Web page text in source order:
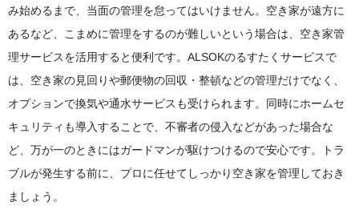
み始めるまで、当面の管理を怠ってはいけません。空き家が遠方に
あるなど、こまめに管理をするのが難しいという場合は、空き家管
理サービスを活用すると便利です。ALSOKのるすたくサービスで
は、空き家の見回りや郵便物の回収・整頓などの管理だけでなく、
オプションで換気や通水サービスも受けられます。同時にホームセ
キュリティも導入することで、不審者の侵入などがあった場合な
ど、万が一のときにはガードマンが駆けつけるので安心です。トラ
ブルが発生する前に、プロに任せてしっかり空き家を管理しておき
ましょう。